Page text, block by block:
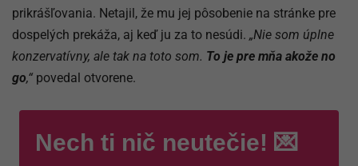
prikrášľovania. Netajil, že mu jej pôsobenie na stránke pre
dospelých prekáža, aj keď ju za to nesúdi. „Nie som úplne
konzervatívny, ale tak na toto som. To je pre mňa akože no
go,“ povedal otvorene.
Nech ti nič neutečie! 💌